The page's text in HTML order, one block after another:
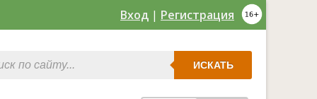
Вход | Регистрация
ИСКАТЬ